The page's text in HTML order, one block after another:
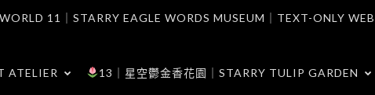
11｜STARRY EAGLE WORDS MUSEUM｜TEXT-ONLY
ATELIER 13｜星空鬱金香花園｜STARRY TULIP GARDEN